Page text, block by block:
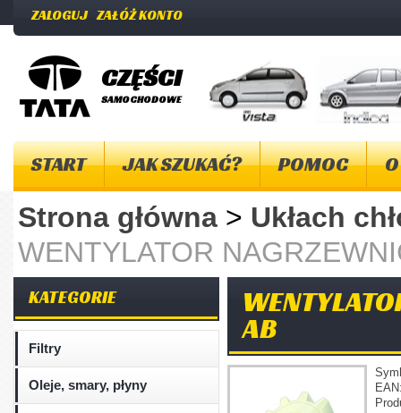
ZALOGUJ ZAŁÓŻ KONTO
CZĘŚCI
SAMOCHODOWE
START JAK SZUKAĆ? POMOC
Strona główna > Ukłach
WENTYLATOR
KATEGORIE
Filtry
Oleje, smary, płyny
AB